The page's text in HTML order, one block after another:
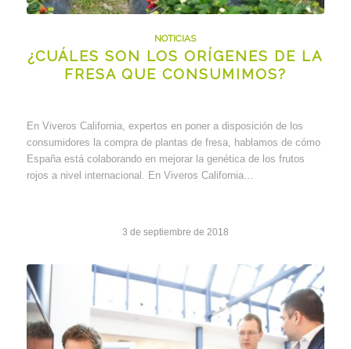
NOTICIAS
¿CUÁLES SON LOS ORÍGENES DE LA
FRESA QUE CONSUMIMOS?
En Viveros California, expertos en poner a disposición de los
consumidores la compra de plantas de fresa, hablamos de cómo
España está colaborando en mejorar la genética de los frutos
rojos a nivel internacional. En Viveros California…
3 de septiembre de 2018